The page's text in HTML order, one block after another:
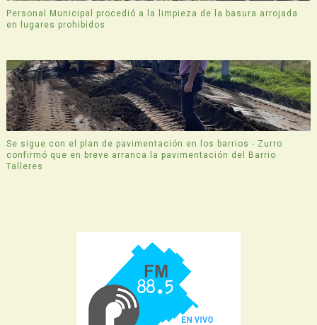
Personal Municipal procedió a la limpieza de la basura arrojada
en lugares prohibidos
Se sigue con el plan de pavimentación en los barrios - Zurro
confirmó que en breve arranca la pavimentación del Barrio
Talleres